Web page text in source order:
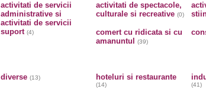
activitati de servicii
administrative si
activitati de servicii
suport (4)
activitati de spectacole,
culturale si recreative (0)
comert cu ridicata si cu
amanuntul
(39)
diverse (13) hoteluri si restaurante
(14) (41)